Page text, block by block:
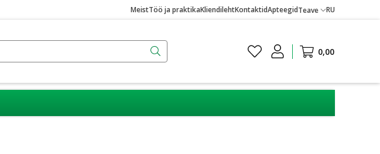
MeistTöö ja praktikaKliendilehtKontaktidApteegidTeave RU
0,00